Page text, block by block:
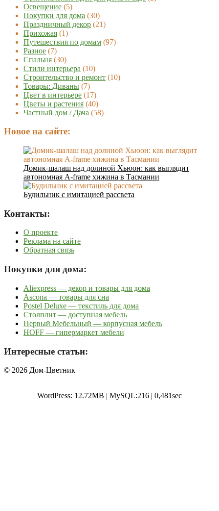
Освещение (5)
Покупки для дома (30)
Праздничный декор (21)
Прихожая (1)
Путешествия по домам (97)
Разное (7)
Спальня (30)
Стили интерьера (10)
Строительство и ремонт (10)
Товары: Диваны (7)
Цвет в интерьере (17)
Цветы и растения (40)
Частный дом / Дача (58)
Новое на сайте:
Домик-шалаш над долиной Хьюон: как выглядит
автономная A-frame хижина в Тасмании
Будильник с имитацией рассвета
Контакты:
О проекте
Реклама на сайте
Обратная связь
Покупки для дома:
Aliexpress — декор и товары для дома
Ascona — товары для сна
Postel Deluxe — текстиль для дома
Столплит — доступная мебель
Первый Мебельный — корпусная мебель
HOFF — гипермаркет мебели
Интересные статьи:
© 2026 Дом-Цветник
WordPress: 12.72MB | MySQL:216 | 0,481sec